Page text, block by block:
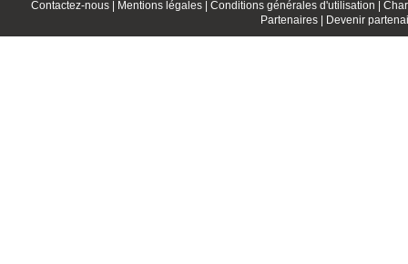
Contactez-nous | Mentions légales | Conditions générales d'utilisation |
Partenaires | Devenir